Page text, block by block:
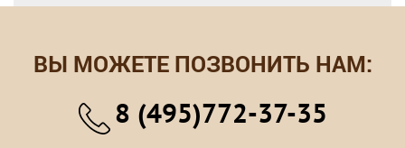
ВЫ МОЖЕТЕ ПОЗВОНИТЬ НАМ:
8 (495)772-37-35